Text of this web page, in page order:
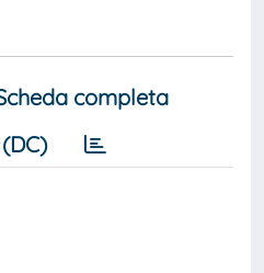
completa